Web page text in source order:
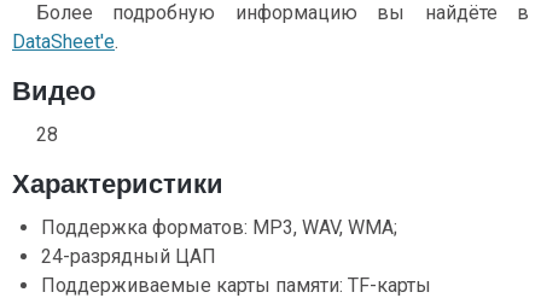
Более подробную информацию вы найдёте в
DataSheet'e.
Видео
28
Характеристики
Поддержка форматов: MP3, WAV, WMA;
24-разрядный ЦАП
Поддерживаемые карты памяти: TF-карты